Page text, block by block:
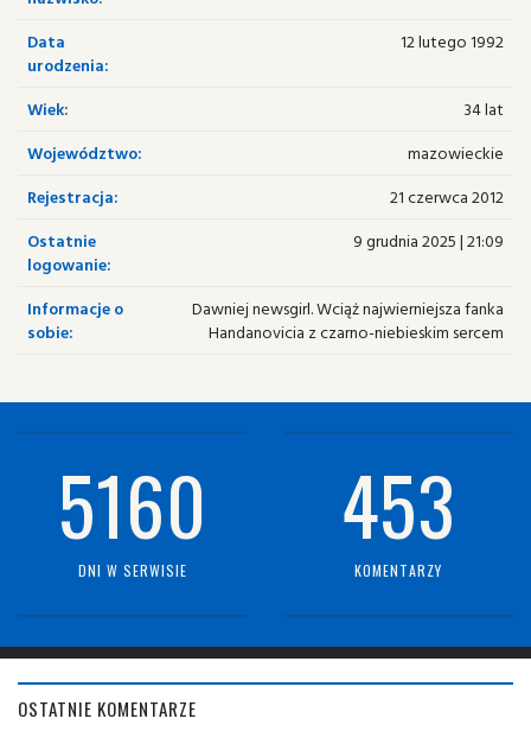
Data
urodzenia:
12 lutego 1992
Wiek:
34 lat
Województwo:
mazowieckie
Rejestracja:
21 czerwca 2012
Ostatnie
logowanie:
9 grudnia 2025 | 21:09
Informacje o
sobie:
Dawniej newsgirl. Wciąż najwierniejsza fanka
Handanovicia z czarno-niebieskim sercem
5160
DNI W SERWISIE
453
KOMENTARZY
OSTATNIE KOMENTARZE